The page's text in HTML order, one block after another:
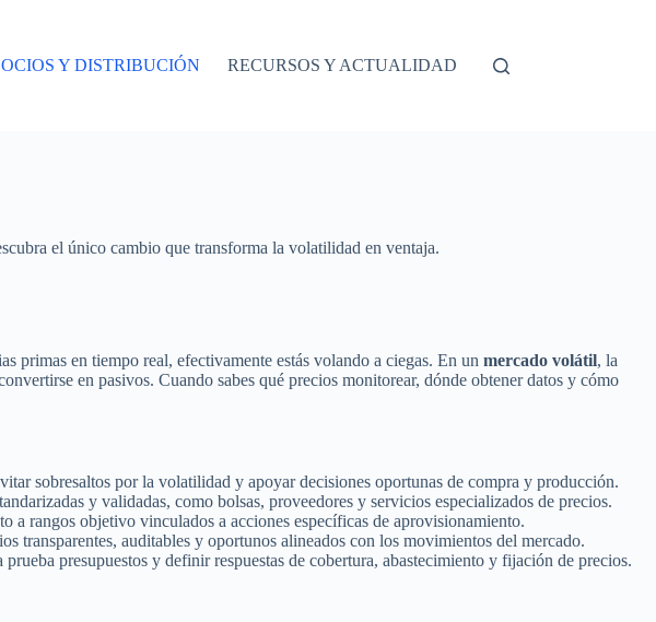
Y DISTRIBUCIÓN RECURSOS Y ACTUALIDAD
el único cambio que transforma la volatilidad en ventaja.
primas en tiempo real, efectivamente estás volando a ciegas. En un mercado volátil, la
en pasivos. Cuando sabes qué precios monitorear, dónde obtener datos y cómo
sobresaltos por la volatilidad y apoyar decisiones oportunas de compra y producción.
y validadas, como bolsas, proveedores y servicios especializados de precios.
a rangos objetivo vinculados a acciones específicas de aprovisionamiento.
transparentes, auditables y oportunos alineados con los movimientos del mercado.
presupuestos y definir respuestas de cobertura, abastecimiento y fijación de precios.